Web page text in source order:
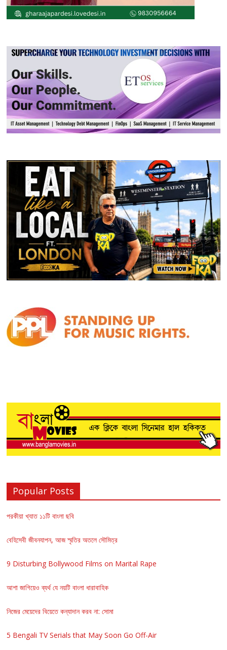
Popular Posts
পরকীয়া খ্যাত ১১টি বাংলা ছবি
বেহিসেবী জীবনযাপন, আজ স্মৃতির অতলে সৌমিত্র
9 Disturbing Bollywood Films on Marital Rape
আশা জাগিয়েও ব্যর্থ যে নয়টি বাংলা ধারাবাহিক
নিজের মেয়েদের বিয়েতে কন্যাদান করব না: সোমা
5 Bengali TV Serials that May Soon Go Off-Air